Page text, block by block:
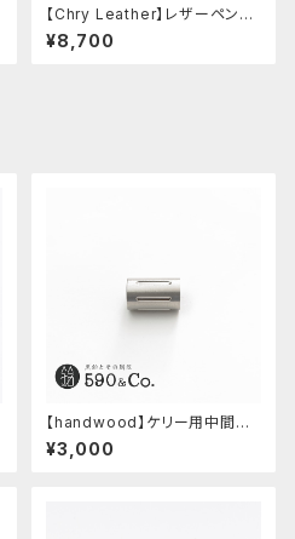
【Chry Leather】レザーペント
レスト5本用 マルゴー(ナチュラ
ーレ×ナチュラーレ)
¥8,700
【handwood】ケリー用中間パ
ーツ/カスタムグリップ (縦溝/ス
テンレス)
¥3,000